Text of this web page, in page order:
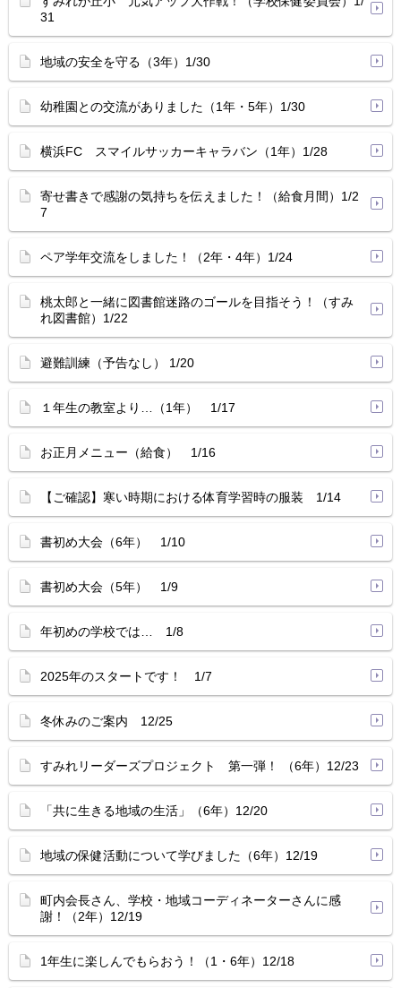
31
地域の安全を守る（3年）1/30
幼稚園との交流がありました（1年・5年）1/30
横浜FC スマイルサッカーキャラバン（1年）1/28
寄せ書きで感謝の気持ちを伝えました！（給食月間）1/2
7
ペア学年交流をしました！（2年・4年）1/24
桃太郎と一緒に図書館迷路のゴールを目指そう！（すみ
れ図書館）1/22
避難訓練（予告なし） 1/20
１年生の教室より…（1年） 1/17
お正月メニュー（給食） 1/16
【ご確認】寒い時期における体育学習時の服装 1/14
書初め大会（6年） 1/10
書初め大会（5年） 1/9
年初めの学校では… 1/8
2025年のスタートです！ 1/7
冬休みのご案内 12/25
すみれリーダーズプロジェクト 第一弾！ （6年）12/23
「共に生きる地域の生活」（6年）12/20
地域の保健活動について学びました（6年）12/19
町内会長さん、学校・地域コーディネーターさんに感
謝！（2年）12/19
1年生に楽しんでもらおう！（1・6年）12/18